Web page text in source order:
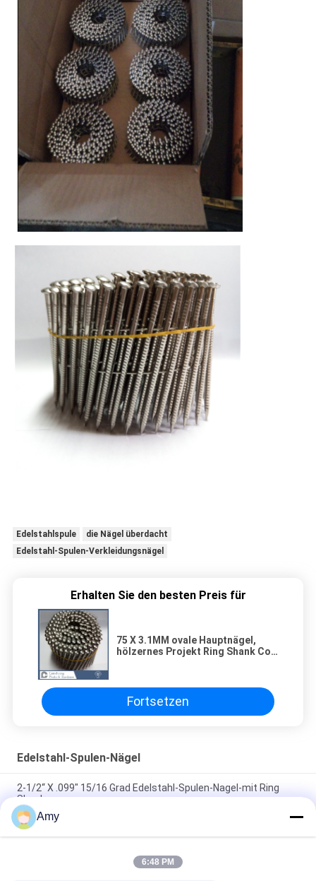
Edelstahlspule
die Nägel überdacht
Edelstahl-Spulen-Verkleidungsnägel
Erhalten Sie den besten Preis für
75 X 3.1MM ovale Hauptnägel,
hölzernes Projekt Ring Shank Coil
Fortsetzen
Edelstahl-Spulen-Nägel
2-1/2“ X .099" 15/16 Grad Edelstahl-Spulen-Nagel-mit Ring
Shank
25MM sortierte Spulen-Deckung nagelt 0,120" rostfreies
SUS304 der 15 Grad-Draht
Überdachungsund Verkleidungsedelstahl-Spulen-Nägel, Ring
Amy
6:48 PM